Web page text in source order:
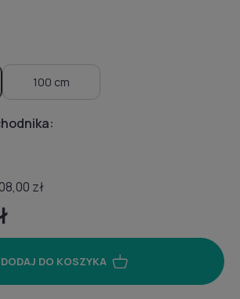
100 cm
zł
DODAJ DO KOSZYKA